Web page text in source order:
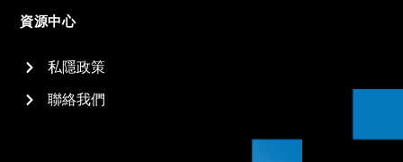
資源中心
私隱政策
聯絡我們